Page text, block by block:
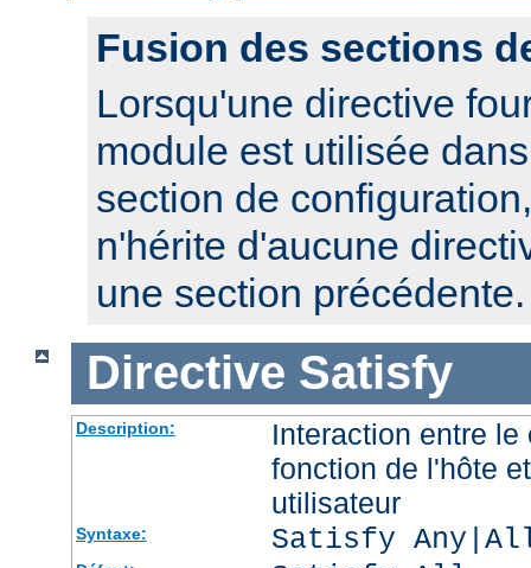
Fusion des sections
Lorsqu'une directive
module est utilisée
section de
n'hérite d'aucune
une section précédente.
Directive Satisfy
Description:
Interaction entre
fonction de l'hôte
utilisateur
Syntaxe: Satisfy